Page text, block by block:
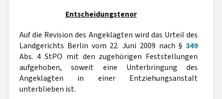
Entscheidungstenor
Auf die Revision des Angeklagten wird das Urteil des
Landgerichts Berlin vom 22. Juni 2009 nach § 349
Abs. 4 StPO mit den zugehörigen Feststellungen
aufgehoben, soweit eine Unterbringung des
Angeklagten in einer Entziehungsanstalt
unterblieben ist.